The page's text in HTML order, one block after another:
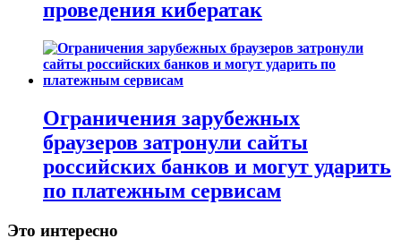
проведения кибератак
Ограничения зарубежных
браузеров затронули сайты
российских банков и могут ударить
по платежным сервисам
Это интересно